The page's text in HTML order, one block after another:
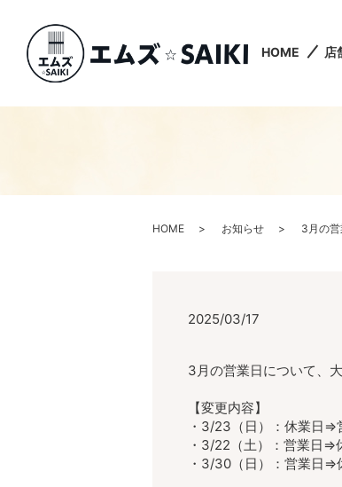
HOME 店
HOME お知らせ 3月の
2025/03/17
3月の営業日について、
【変更内容】
・3/23（日）：休業日⇒
・3/22（土）：営業日⇒
・3/30（日）：営業日⇒